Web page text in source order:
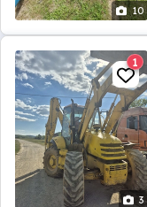
10
3
1